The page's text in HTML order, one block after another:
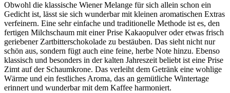
Obwohl die klassische Wiener Melange für sich allein schon ein
Gedicht ist, lässt sie sich wunderbar mit kleinen aromatischen Extras
verfeinern. Eine sehr einfache und traditionelle Methode ist es, den
fertigen Milchschaum mit einer Prise Kakaopulver oder etwas frisch
geriebener Zartbitterschokolade zu bestäuben. Das sieht nicht nur
schön aus, sondern fügt auch eine feine, herbe Note hinzu. Ebenso
klassisch und besonders in der kalten Jahreszeit beliebt ist eine Prise
Zimt auf der Schaumkrone. Das verleiht dem Getränk eine wohlige
Wärme und ein festliches Aroma, das an gemütliche Wintertage
erinnert und wunderbar mit dem Kaffee harmoniert.